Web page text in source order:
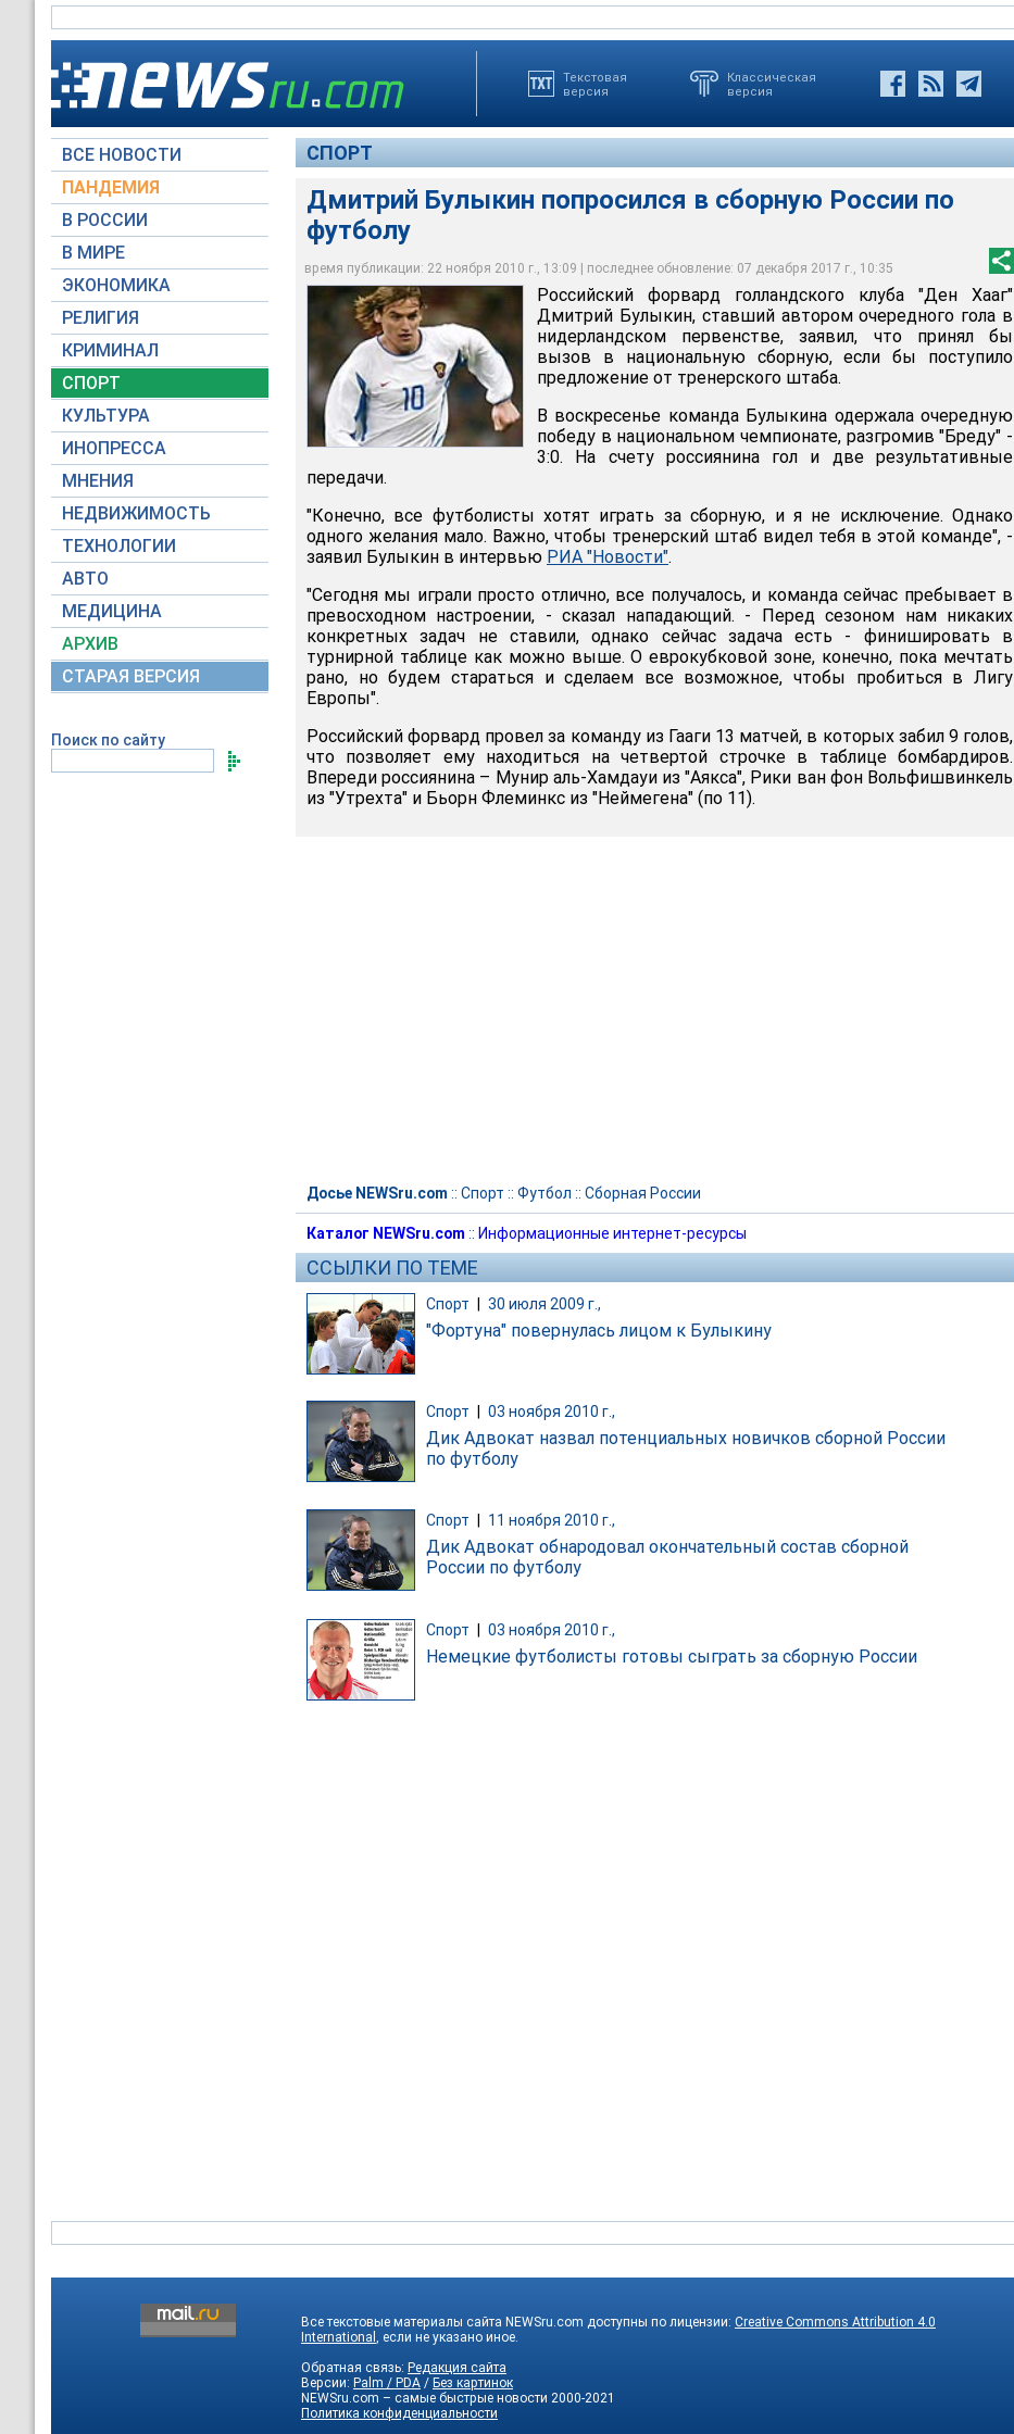
Текстовая
версия
Классическая
версия
ВСЕ НОВОСТИ
ПАНДЕМИЯ
В РОССИИ
В МИРЕ
ЭКОНОМИКА
РЕЛИГИЯ
КРИМИНАЛ
СПОРТ
КУЛЬТУРА
ИНОПРЕССА
МНЕНИЯ
НЕДВИЖИМОСТЬ
ТЕХНОЛОГИИ
АВТО
МЕДИЦИНА
АРХИВ
СТАРАЯ ВЕРСИЯ
Поиск по сайту
СПОРТ
Дмитрий Булыкин попросился в сборную России по
футболу
время публикации: 22 ноября 2010 г., 13:09 | последнее обновление: 07 декабря 2017 г., 10:35
Дмитрий Булыкин попросился в сборную России по футболу
www.rusteam.permian.ru
Российский форвард голландского клуба "Ден Хааг"
Дмитрий Булыкин, ставший автором очередного гола в
нидерландском первенстве, заявил, что принял бы
вызов в национальную сборную, если бы поступило
предложение от тренерского штаба.
В воскресенье команда Булыкина одержала очередную
победу в национальном чемпионате, разгромив "Бреду" -
3:0. На счету россиянина гол и две результативные
передачи.
"Конечно, все футболисты хотят играть за сборную, и я не исключение. Однако
одного желания мало. Важно, чтобы тренерский штаб видел тебя в этой команде", -
заявил Булыкин в интервью РИА "Новости".
"Сегодня мы играли просто отлично, все получалось, и команда сейчас пребывает в
превосходном настроении, - сказал нападающий. - Перед сезоном нам никаких
конкретных задач не ставили, однако сейчас задача есть - финишировать в
турнирной таблице как можно выше. О еврокубковой зоне, конечно, пока мечтать
рано, но будем стараться и сделаем все возможное, чтобы пробиться в Лигу
Европы".
Российский форвард провел за команду из Гааги 13 матчей, в которых забил 9 голов,
что позволяет ему находиться на четвертой строчке в таблице бомбардиров.
Впереди россиянина – Мунир аль-Хамдауи из "Аякса", Рики ван фон Вольфишвинкель
из "Утрехта" и Бьорн Флеминкс из "Неймегена" (по 11).
Досье NEWSru.com :: Спорт :: Футбол :: Сборная России
Каталог NEWSru.com :: Информационные интернет-ресурсы
ССЫЛКИ ПО ТЕМЕ
Спорт 30 июля 2009 г.,
"Фортуна" повернулась лицом к Булыкину
Спорт 03 ноября 2010 г.,
Дик Адвокат назвал потенциальных новичков сборной России
по футболу
Спорт 11 ноября 2010 г.,
Дик Адвокат обнародовал окончательный состав сборной
России по футболу
Спорт | 03 ноября 2010 г.,
Немецкие футболисты готовы сыграть за сборную России
Все текстовые материалы сайта NEWSru.com доступны по лицензии: Creative Commons Attribution 4.0
International
, если не указано иное.
Обратная связь: Редакция сайта
Версии: Palm / PDA / Без картинок
NEWSru.com – самые быстрые новости 2000-2021
Политика конфиденциальности